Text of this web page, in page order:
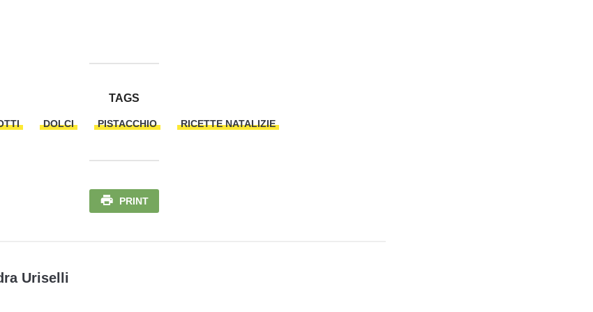
TAGS
DOLCI PISTACCHIO RICETTE NATALIZIE
PRINT
Uriselli